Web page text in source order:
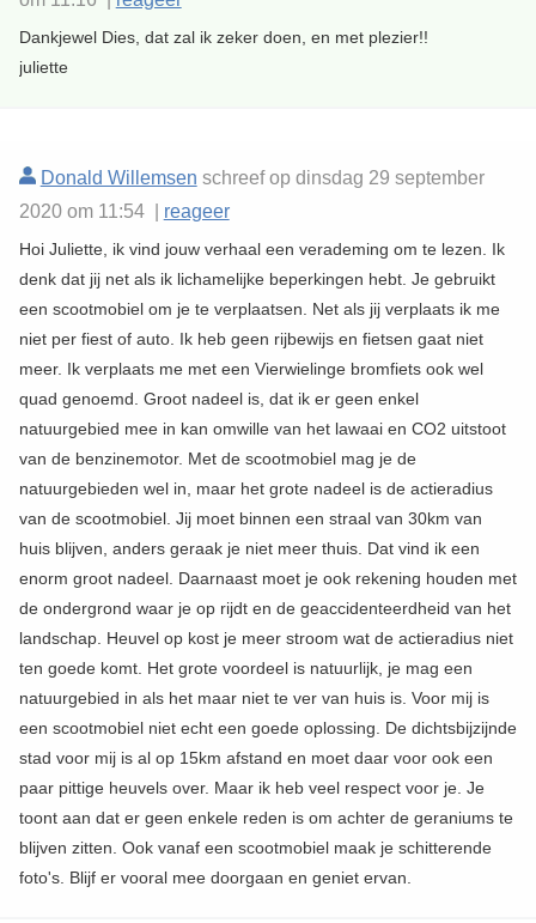
Dankjewel Dies, dat zal ik zeker doen, en met plezier!!
juliette
Donald Willemsen schreef op dinsdag 29 september
2020 om 11:54 | reageer
Hoi Juliette, ik vind jouw verhaal een verademing om te lezen. Ik
denk dat jij net als ik lichamelijke beperkingen hebt. Je gebruikt
een scootmobiel om je te verplaatsen. Net als jij verplaats ik me
niet per fiest of auto. Ik heb geen rijbewijs en fietsen gaat niet
meer. Ik verplaats me met een Vierwielinge bromfiets ook wel
quad genoemd. Groot nadeel is, dat ik er geen enkel
natuurgebied mee in kan omwille van het lawaai en CO2 uitstoot
van de benzinemotor. Met de scootmobiel mag je de
natuurgebieden wel in, maar het grote nadeel is de actieradius
van de scootmobiel. Jij moet binnen een straal van 30km van
huis blijven, anders geraak je niet meer thuis. Dat vind ik een
enorm groot nadeel. Daarnaast moet je ook rekening houden met
de ondergrond waar je op rijdt en de geaccidenteerdheid van het
landschap. Heuvel op kost je meer stroom wat de actieradius niet
ten goede komt. Het grote voordeel is natuurlijk, je mag een
natuurgebied in als het maar niet te ver van huis is. Voor mij is
een scootmobiel niet echt een goede oplossing. De dichtsbijzijnde
stad voor mij is al op 15km afstand en moet daar voor ook een
paar pittige heuvels over. Maar ik heb veel respect voor je. Je
toont aan dat er geen enkele reden is om achter de geraniums te
blijven zitten. Ook vanaf een scootmobiel maak je schitterende
foto's. Blijf er vooral mee doorgaan en geniet ervan.